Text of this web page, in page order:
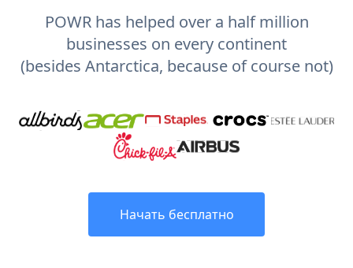
POWR has helped over a half million
businesses on every continent
(besides Antarctica, because of course not)
Начать бесплатно